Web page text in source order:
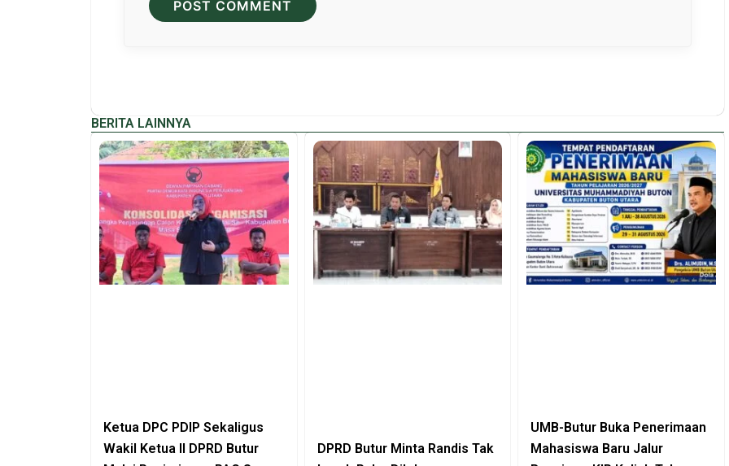
BERITA LAINNYA
Ketua DPC PDIP Sekaligus
Wakil Ketua II DPRD Butur
DPRD Butur Minta Randis Tak
UMB-Butur Buka Penerimaan
Mahasiswa Baru Jalur